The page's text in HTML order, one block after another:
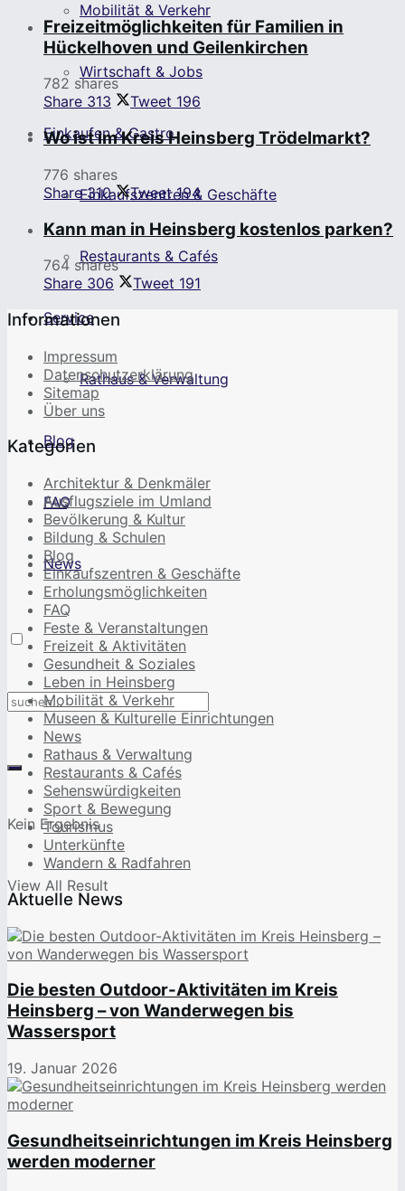
Mobilität & Verkehr
Wirtschaft & Jobs
Einkaufen & Gastro
Einkaufszentren & Geschäfte
Restaurants & Cafés
Service
Rathaus & Verwaltung
Blog
FAQ
News
Kein Ergebnis
View All Result
Freizeitmöglichkeiten für Familien in
Hückelhoven und Geilenkirchen
782 shares
Share 313 Tweet 196
Wo ist im Kreis Heinsberg Trödelmarkt?
776 shares
Share 310 Tweet 194
Kann man in Heinsberg kostenlos parken?
764 shares
Share 306 Tweet 191
Informationen
Impressum
Datenschutzerklärung
Sitemap
Über uns
Kategorien
Architektur & Denkmäler
Ausflugsziele im Umland
Bevölkerung & Kultur
Bildung & Schulen
Blog
Einkaufszentren & Geschäfte
Erholungsmöglichkeiten
FAQ
Feste & Veranstaltungen
Freizeit & Aktivitäten
Gesundheit & Soziales
Leben in Heinsberg
Mobilität & Verkehr
Museen & Kulturelle Einrichtungen
News
Rathaus & Verwaltung
Restaurants & Cafés
Sehenswürdigkeiten
Sport & Bewegung
Tourismus
Unterkünfte
Wandern & Radfahren
Aktuelle News
Die besten Outdoor-Aktivitäten im Kreis
Heinsberg – von Wanderwegen bis
Wassersport
19. Januar 2026
Gesundheitseinrichtungen im Kreis Heinsberg
werden moderner